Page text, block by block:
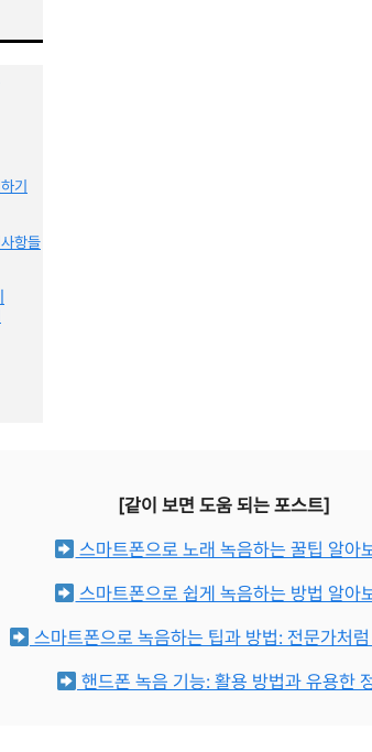
기
항들
[같이 보면 도움 되는 포스트]
스마트폰으로 노래 녹음하는 꿀팁 알아
스마트폰으로 쉽게 녹음하는 방법 알아
스마트폰으로 녹음하는 팁과 방법: 전문가처럼
핸드폰 녹음 기능: 활용 방법과 유용한